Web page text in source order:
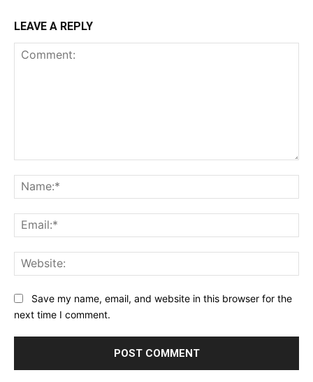
LEAVE A REPLY
Save my name, email, and website in this browser for the
next time I comment.